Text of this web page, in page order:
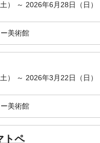
） ～ 2026年6月28日（日）
美術館
） ～ 2026年3月22日（日）
美術館
トペ